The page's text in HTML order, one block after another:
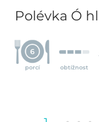
Polévka Ó
6
porcí obtížnost